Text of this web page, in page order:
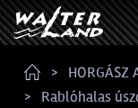
HORGÁSZ
Rablóhalas